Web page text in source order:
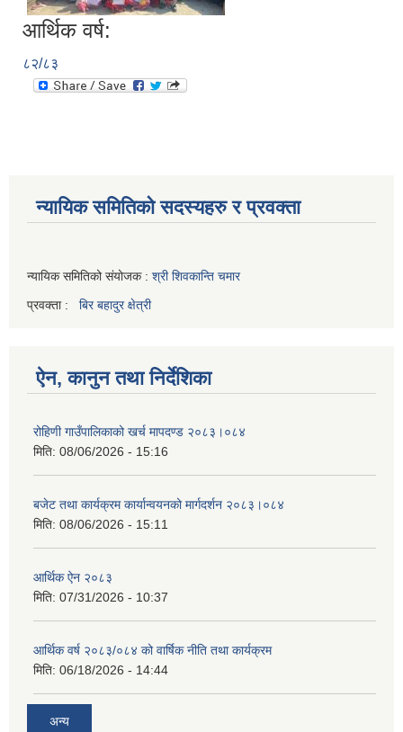
आर्थिक वर्ष:
८२/८३
न्यायिक समितिको सदस्यहरु र प्रवक्ता
न्यायिक समितिको संयोजक : श्री शिवकान्ति चमार
प्रवक्ता : बिर बहादुर क्षेत्री
ऐन, कानुन तथा निर्देशिका
रोहिणी गाउँपालिकाको खर्च मापदण्ड २०८३।०८४
मिति: 08/06/2026 - 15:16
बजेट तथा कार्यक्रम कार्यान्वयनको मार्गदर्शन २०८३।०८४
मिति: 08/06/2026 - 15:11
आर्थिक ऐन २०८३
मिति: 07/31/2026 - 10:37
आर्थिक वर्ष २०८३/०८४ को वार्षिक नीति तथा कार्यक्रम
मिति: 06/18/2026 - 14:44
अन्य